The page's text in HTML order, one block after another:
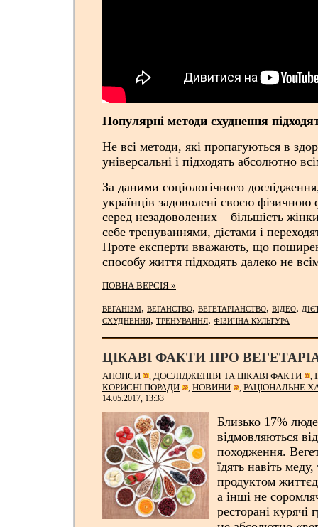
Популярні методи схуднення
Не всі методи, які пропагуються в
універсальні і підходять абсолютно
За даними соціологічного
українців задоволені своєю
серед незадоволених – більшість
себе тренуваннями, дієтами і
Проте експерти вважають, що
способу життя підходять далеко не
ПОВНА ВЕРСІЯ »
ВЕГАНІЗМ, ВЕГАНСТВО, ВЕГЕТАРІАНСТВО, ВІДЕО,
СХУДНЕННЯ, ТРЕНУВАННЯ, ФІЗИЧНА КУЛЬТУРА
ЦІКАВІ ФАКТИ ПРО
АНОНСИ , ДОСЛІДЖЕННЯ ТА ЦІКАВІ ФАКТИ ,
КОРИСНІ ПОРАДИ
, НОВИНИ , РАЦІОНАЛЬНЕ
14.05.2017, 13:33
Близько 17%
відмовляються
походження.
їдять навіть
продуктом
а інші не
ресторані курячі